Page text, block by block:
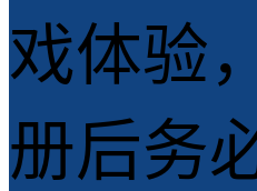
戏体验
册后务